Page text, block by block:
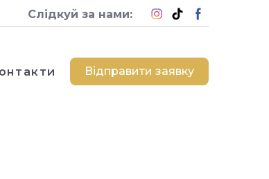
Слідкуй за нами:
Відправити заявку